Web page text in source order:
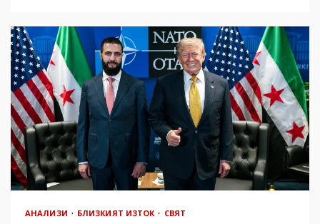
АНАЛИЗИ БЛИЗКИЯТ ИЗТОК СВЯТ